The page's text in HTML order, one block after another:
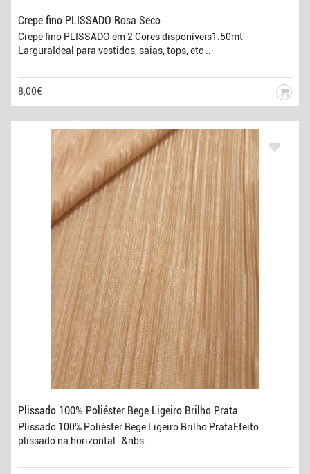
Crepe fino PLISSADO Rosa Seco
Crepe fino PLISSADO em 2 Cores disponíveis1.50mt
LarguraIdeal para vestidos, saias, tops, etc ..
8,00€
Plissado 100% Poliéster Bege Ligeiro Brilho Prata
Plissado 100% Poliéster Bege Ligeiro Brilho PrataEfeito
plissado na horizontal &nbs..